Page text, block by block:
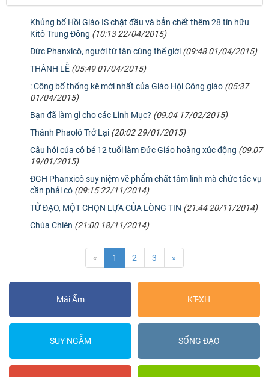
Khủng bố Hồi Giáo IS chặt đầu và bắn chết thêm 28 tín hữu
Kitô Trung Đông (10:13 22/04/2015)
Đức Phanxicô, người từ tận cùng thế giới (09:48 01/04/2015)
THÁNH LỄ (05:49 01/04/2015)
: Công bố thống kê mới nhất của Giáo Hội Công giáo (05:37
01/04/2015)
Bạn đã làm gì cho các Linh Mục? (09:04 17/02/2015)
Thánh Phaolô Trở Lại (20:02 29/01/2015)
Câu hỏi của cô bé 12 tuổi làm Đức Giáo hoàng xúc động (09:07
19/01/2015)
ĐGH Phanxicô suy niệm về phẩm chất tâm linh mà chức tác vụ
cần phải có (09:15 22/11/2014)
TỬ ĐẠO, MỘT CHỌN LỰA CỦA LÒNG TIN (21:44 20/11/2014)
Chúa Chiên (21:00 18/11/2014)
« 1 2 3 »
Mái Ấm KT-XH
SUY NGẪM SỐNG ĐẠO